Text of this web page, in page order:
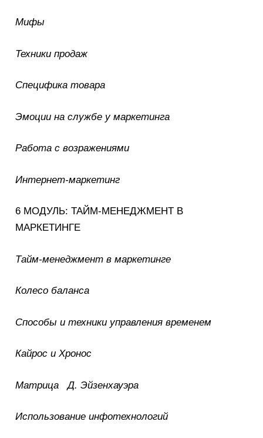
Мифы
Техники продаж
Специфика товара
Эмоции на службе у маркетинга
Работа с возражениями
Интернет-маркетинг
6 МОДУЛЬ: ТАЙМ-МЕНЕДЖМЕНТ В
МАРКЕТИНГЕ
Тайм-менеджмент в маркетинге
Колесо баланса
Способы и техники управления временем
Кайрос и Хронос
Матрица Д. Эйзенхауэра
Использование инфотехнологий